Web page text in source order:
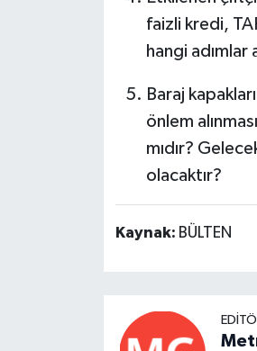
faizli kredi,
hangi adımlar
Baraj
önlem
mıdır?
olacaktır?
Kaynak: BÜLTEN